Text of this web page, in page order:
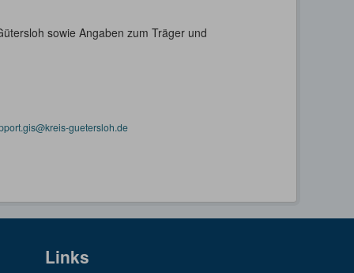
sowie Angaben zum Träger und
guetersloh.de
Links